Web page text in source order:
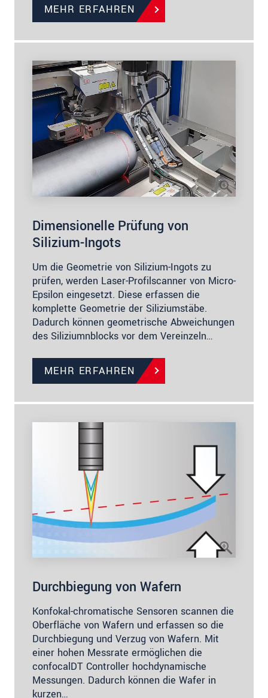
MEHR ERFAHREN
Dimensionelle Prüfung von
Silizium-Ingots
Um die Geometrie von Silizium-Ingots zu
prüfen, werden Laser-Profilscanner von Micro-
Epsilon eingesetzt. Diese erfassen die
komplette Geometrie der Siliziumstäbe.
Dadurch können geometrische Abweichungen
des Siliziumnblocks vor dem Vereinzeln…
MEHR ERFAHREN
Durchbiegung von Wafern
Konfokal-chromatische Sensoren scannen die
Oberfläche von Wafern und erfassen so die
Durchbiegung und Verzug von Wafern. Mit
einer hohen Messrate ermöglichen die
confocalDT Controller hochdynamische
Messungen. Dadurch können die Wafer in
kurzen…